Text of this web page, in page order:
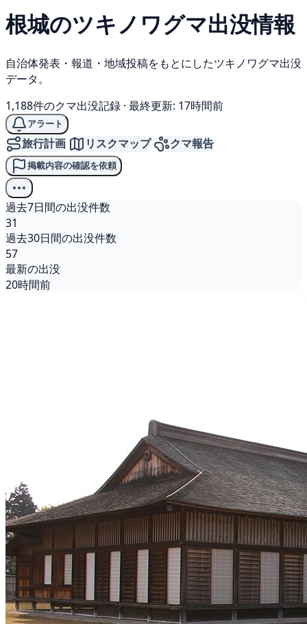
根城のツキノワグマ出没情報
自治体発表・報道・地域投稿をもとにしたツキノワグマ出没
データ。
1,188件のクマ出没記録 · 最終更新: 17時間前
アラート
旅行計画 リスクマップ クマ報告
掲載内容の確認を依頼
過去7日間の出没件数
31
過去30日間の出没件数
57
最新の出没
20時間前